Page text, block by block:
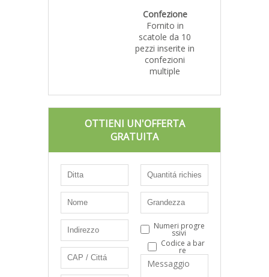
Confezione
Fornito in
scatole da 10
pezzi inserite in
confezioni
multiple
OTTIENI UN'OFFERTA
GRATUITA
Numeri progre
ssivi
Codice a bar
re